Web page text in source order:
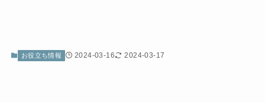
お役立ち情報 2024-03-16 2024-03-17